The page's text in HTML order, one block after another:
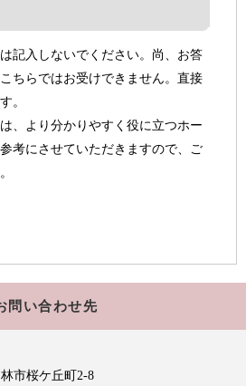
記入しないでください。尚、お答
ちらではお受けできません。直接
。
、より分かりやすく役に立つホー
考にさせていただきますので、ご
問い合わせ先
市桜ケ丘町2-8